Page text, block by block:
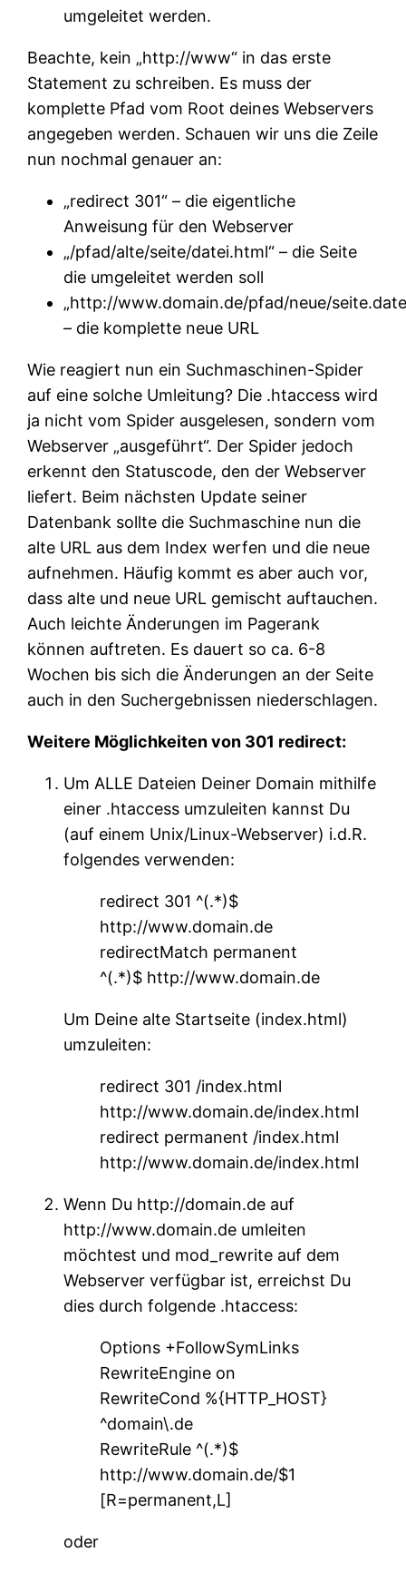
umgeleitet werden.
Beachte, kein „http://www“ in das erste
Statement zu schreiben. Es muss der
komplette Pfad vom Root deines Webservers
angegeben werden. Schauen wir uns die Zeile
nun nochmal genauer an:
„redirect 301“ – die eigentliche
Anweisung für den Webserver
„/pfad/alte/seite/datei.html“ – die Seite
die umgeleitet werden soll
„http://www.domain.de/pfad/neue/
– die komplette neue URL
Wie reagiert nun ein Suchmaschinen-Spider
auf eine solche Umleitung? Die .htaccess wird
ja nicht vom Spider ausgelesen, sondern vom
Webserver „ausgeführt“. Der Spider jedoch
erkennt den Statuscode, den der Webserver
liefert. Beim nächsten Update seiner
Datenbank sollte die Suchmaschine nun die
alte URL aus dem Index werfen und die neue
aufnehmen. Häufig kommt es aber auch vor,
dass alte und neue URL gemischt auftauchen.
Auch leichte Änderungen im Pagerank
können auftreten. Es dauert so ca. 6-8
Wochen bis sich die Änderungen an der Seite
auch in den Suchergebnissen niederschlagen.
Weitere Möglichkeiten von 301 redirect:
Um ALLE Dateien Deiner Domain mithilfe
einer .htaccess umzuleiten kannst Du
(auf einem Unix/Linux-Webserver) i.d.R.
folgendes verwenden:
redirect 301 ^(.*)$
http://www.domain.de
redirectMatch permanent
^(.*)$ http://www.domain.de
Um Deine alte Startseite (index.html)
umzuleiten:
redirect 301 /index.html
http://www.domain.de/index.html
redirect permanent /index.html
http://www.domain.de/index.html
Wenn Du http://domain.de auf
http://www.domain.de umleiten
möchtest und mod_rewrite auf dem
Webserver verfügbar ist, erreichst Du
dies durch folgende .htaccess:
Options +FollowSymLinks
RewriteEngine on
RewriteCond %{HTTP_HOST}
^domain\.de
RewriteRule ^(.*)$
http://www.domain.de/$1
[R=permanent,L]
oder